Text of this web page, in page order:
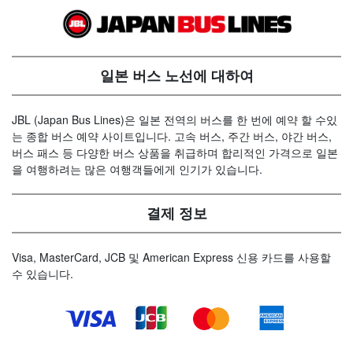
일본 버스 노선에 대하여
JBL (Japan Bus Lines)은 일본 전역의 버스를 한 번에 예약 할 수있
는 종합 버스 예약 사이트입니다. 고속 버스, 주간 버스, 야간 버스,
버스 패스 등 다양한 버스 상품을 취급하며 합리적인 가격으로 일본
을 여행하려는 많은 여행객들에게 인기가 있습니다.
결제 정보
Visa, MasterCard, JCB 및 American Express 신용 카드를 사용할
수 있습니다.